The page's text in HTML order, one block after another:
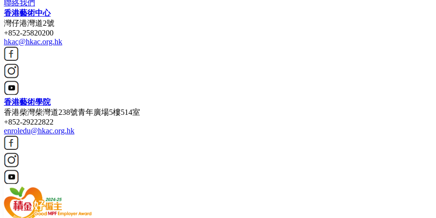
聯絡我們
香港藝術中心
灣仔港灣道2號
+852-25820200
hkac@hkac.org.hk
香港藝術學院
香港柴灣柴灣道238號青年廣場5樓514室
+852-29222822
enroledu@hkac.org.hk